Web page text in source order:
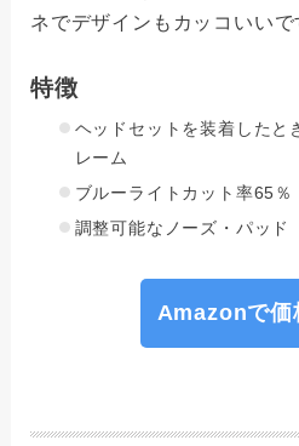
ネでデザインもカッコいいで
特徴
ヘッドセットを装着したと
レーム
ブルーライトカット率65％
調整可能なノーズ・パッド
Amazonで価